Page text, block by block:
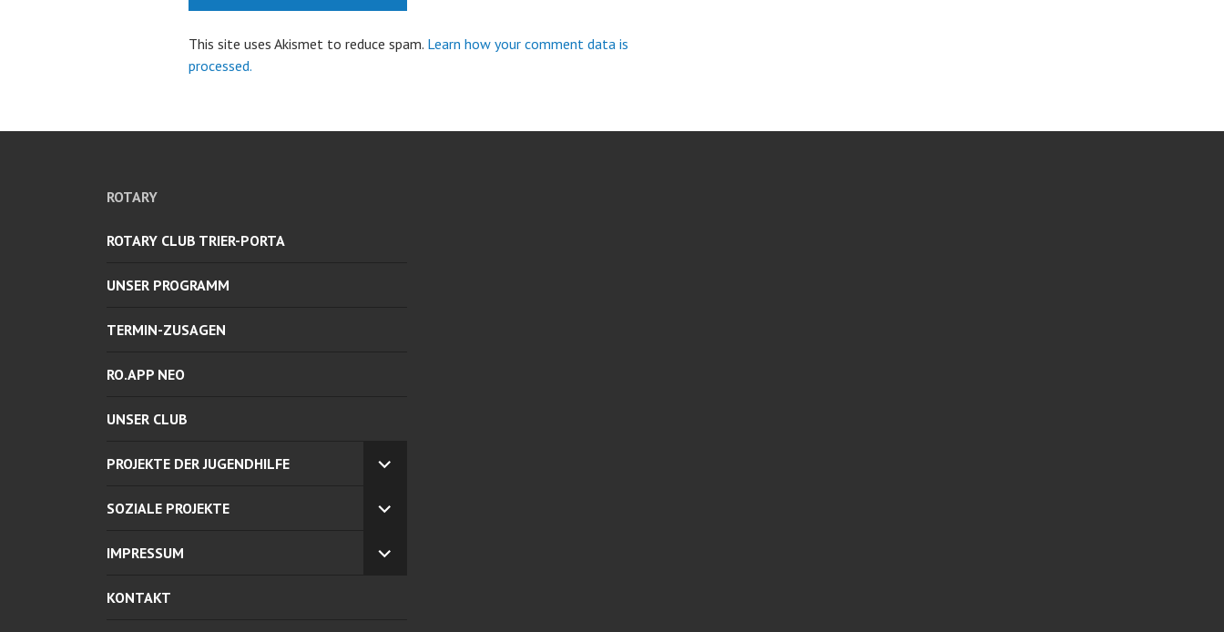
This site uses Akismet to reduce spam. Learn how your comment data is
processed.
ROTARY
ROTARY CLUB TRIER-PORTA
UNSER PROGRAMM
TERMIN-ZUSAGEN
RO.APP NEO
UNSER CLUB
PROJEKTE DER JUGENDHILFE
UNTERMENÜ
SOZIALE PROJEKTE
UNTERMENÜ
IMPRESSUM
UNTERMENÜ
KONTAKT